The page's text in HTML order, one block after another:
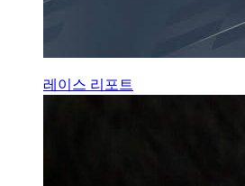
레이스 리포트